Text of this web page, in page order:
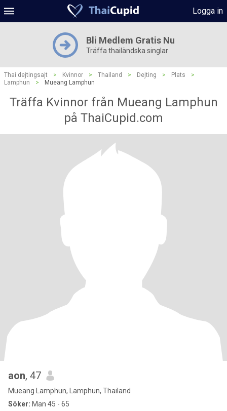
Logga in
Bli Medlem Gratis Nu
Träffa thailändska singlar
Thai dejtingsajt > Kvinnor > Thailand > Dejting > Plats
>
Lamphun
> Mueang Lamphun
Träffa Kvinnor från Mueang Lamphun
på ThaiCupid.com
aon, 47
Mueang Lamphun, Lamphun, Thailand
Söker: Man 45 - 65